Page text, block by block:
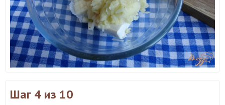
Шаг 4 из 10